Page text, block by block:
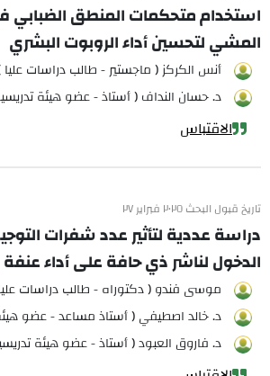
استخدام متحكمات المنطق الضبابي
المشي لتحسين أداء الروبوت البشري
أنس الكركز ( ماجستير - طالب دراسات عليا
د. حسان النداف ( أستاذ - عضو هيئة
الاقتباس
تاريخ قبول البحث ٢٠٢٥ فبراير ٢٧
دراسة عددية لتأثير عدد شفرات
الدخول لناشر ذي حافة على أداء عنفة
موسى فندو ( دكتوراه - طالب دراسات
د. خالد اصطيفي ( أستاذ مساعد - عضو
د. فاروق العبود ( أستاذ - عضو هيئة